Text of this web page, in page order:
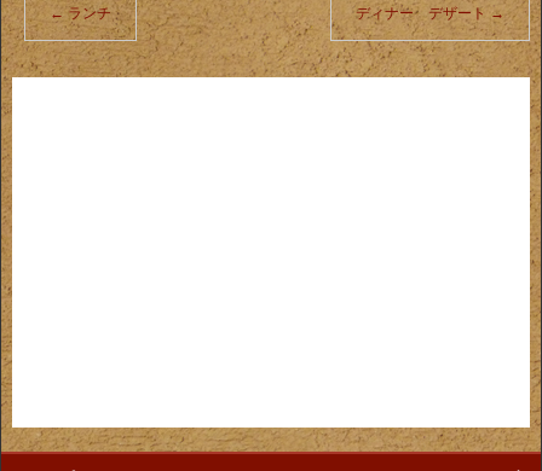
← ランチ ディナー デザート →